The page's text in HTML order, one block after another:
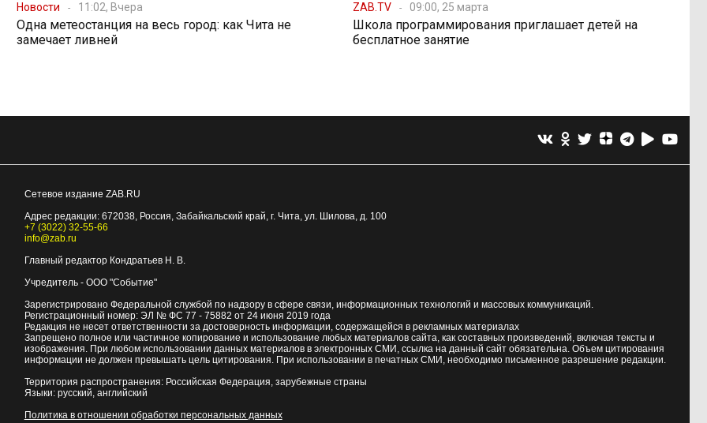
Новости 11:02, Вчера
Одна метеостанция на весь город: как Чита не
замечает ливней
ZAB.TV 09:00, 25 марта
Школа программирования приглашает детей на
бесплатное занятие
Сетевое издание ZAB.RU
Адрес редакции: 672038, Россия, Забайкальский край, г. Чита, ул. Шилова, д. 100
+7 (3022) 32-55-66
info@zab.ru
Главный редактор Кондратьев Н. В.
Учредитель - ООО "Событие"
Зарегистрировано Федеральной службой по надзору в сфере связи, информационных технологий и массовых коммуникаций.
Регистрационный номер: ЭЛ № ФС 77 - 75882 от 24 июня 2019 года
Редакция не несет ответственности за достоверность информации, содержащейся в рекламных материалах
Запрещено полное или частичное копирование и использование любых материалов сайта, как составных произведений, включая тексты и
изображения. При любом использовании данных материалов в электронных СМИ, ссылка на данный сайт обязательна. Объем цитирования
информации не должен превышать цель цитирования. При использовании в печатных СМИ, необходимо письменное разрешение редакции.
Территория распространения: Российская Федерация, зарубежные страны
Языки: русский, английский
Политика в отношении обработки персональных данных